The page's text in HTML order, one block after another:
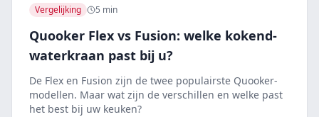
Vergelijking 5 min
Quooker Flex vs Fusion: welke kokend-
waterkraan past bij u?
De Flex en Fusion zijn de twee populairste Quooker-
modellen. Maar wat zijn de verschillen en welke past
het best bij uw keuken?